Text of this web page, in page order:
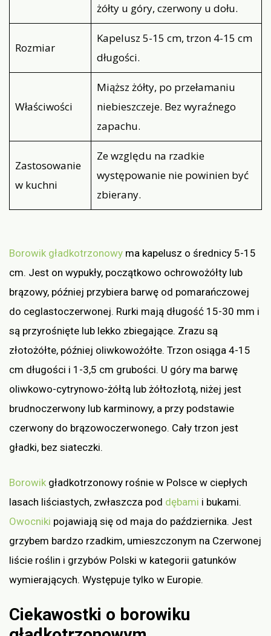
żółty u góry, czerwony u dołu.
Rozmiar
Kapelusz 5-15 cm, trzon 4-15 cm
długości.
Właściwości
Miąższ żółty, po przełamaniu
niebieszczeje. Bez wyraźnego
zapachu.
Zastosowanie
w kuchni
Ze względu na rzadkie
występowanie nie powinien być
zbierany.
Borowik gładkotrzonowy ma kapelusz o średnicy 5-15
cm. Jest on wypukły, początkowo ochrowożółty lub
brązowy, później przybiera barwę od pomarańczowej
do ceglastoczerwonej. Rurki mają długość 15-30 mm i
są przyrośnięte lub lekko zbiegające. Zrazu są
złotożółte, później oliwkowożółte. Trzon osiąga 4-15
cm długości i 1-3,5 cm grubości. U góry ma barwę
oliwkowo-cytrynowo-żółtą lub żółtozłotą, niżej jest
brudnoczerwony lub karminowy, a przy podstawie
czerwony do brązowoczerwonego. Cały trzon jest
gładki, bez siateczki.
Borowik gładkotrzonowy rośnie w Polsce w ciepłych
lasach liściastych, zwłaszcza pod dębami i bukami.
Owocniki pojawiają się od maja do października. Jest
grzybem bardzo rzadkim, umieszczonym na Czerwonej
liście roślin i grzybów Polski w kategorii gatunków
wymierających. Występuje tylko w Europie.
Ciekawostki o borowiku